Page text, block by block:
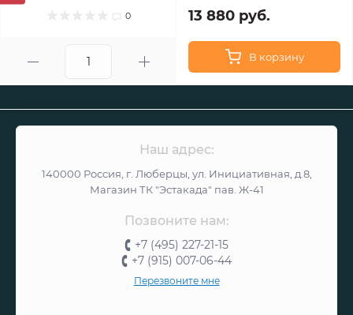
0 13 880 руб.
В корзину
Наш адрес:
140000 Россия, г. Люберцы, ул. Инициативная, д.8,
Магазин ТК "Эстакада" пав. Ж-41
Позвоните нам:
+7 (495) 227-21-15
+7 (915) 007-06-44
Перезвоните мне